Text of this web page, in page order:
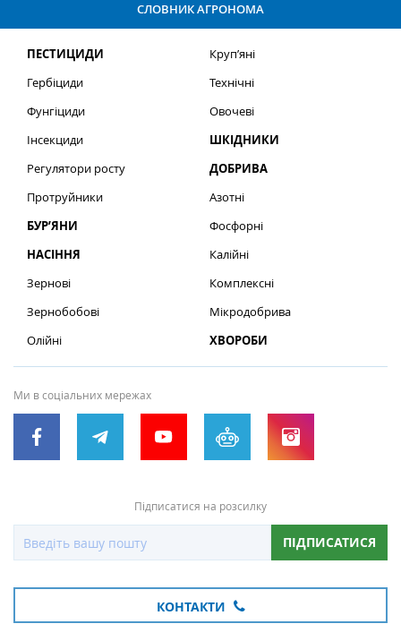
СЛОВНИК АГРОНОМА
ПЕСТИЦИДИ
Гербіциди
Фунгіциди
Інсекциди
Регулятори росту
Протруйники
БУР’ЯНИ
НАСІННЯ
Зернові
Зернобобові
Олійні
Круп’яні
Технічні
Овочеві
ШКІДНИКИ
ДОБРИВА
Азотні
Фосфорні
Калійні
Комплексні
Мікродобрива
ХВОРОБИ
Ми в соціальних мережах
Підписатися на розсилку
ПІДПИСАТИСЯ
КОНТАКТИ